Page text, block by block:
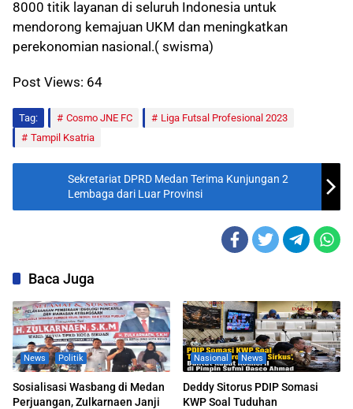
8000 titik layanan di seluruh Indonesia untuk
mendorong kemajuan UKM dan meningkatkan
perekonomian nasional.( swisma)
Post Views: 64
Tag: Cosmo JNE FC
Liga Futsal Profesional 2023
Tampil Ksatria
Sekretariat DPRD Medan Terima Kunjungan 2
Lembaga dari Luar Provinsi
Baca Juga
News Politik
Sosialisasi Wasbang di Medan
Perjuangan, Zulkarnaen Janji
Nasional News
Deddy Sitorus PDIP Somasi
KWP Soal Tuduhan